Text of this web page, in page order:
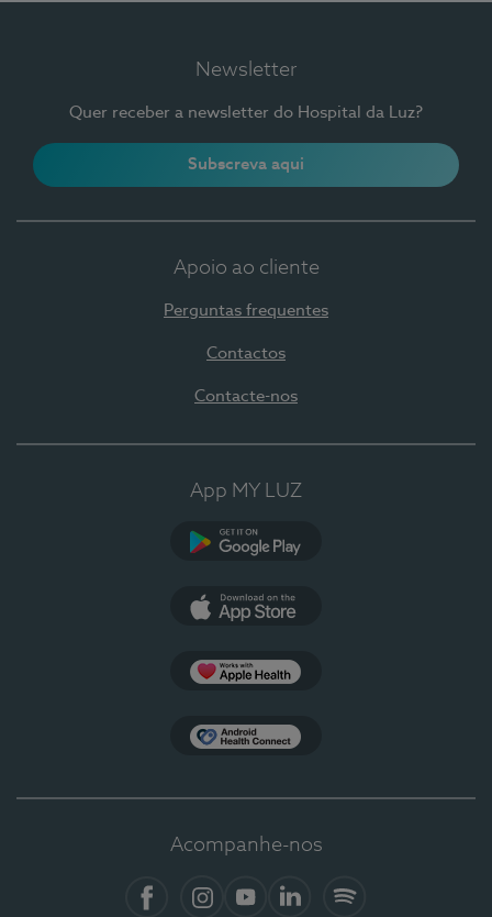
Newsletter
Quer receber a newsletter do Hospital da Luz?
Subscreva aqui
Apoio ao cliente
Perguntas frequentes
Contactos
Contacte-nos
App MY LUZ
Acompanhe-nos